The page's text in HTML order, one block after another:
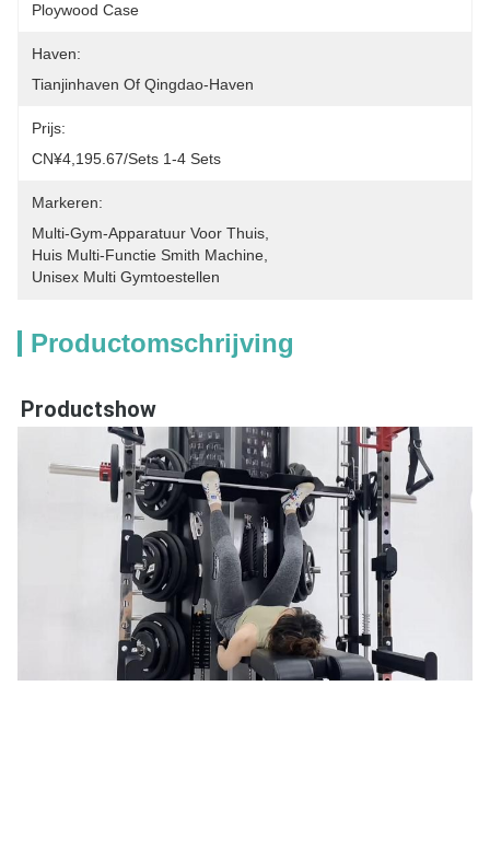
Ploywood Case
Haven:
Tianjinhaven Of Qingdao-Haven
Prijs:
CN¥4,195.67/sets 1-4 Sets
Markeren:
Multi-Gym-Apparatuur Voor Thuis
Huis Multi-Functie Smith Machine
Unisex Multi Gymtoestellen
Productomschrijving
Productshow